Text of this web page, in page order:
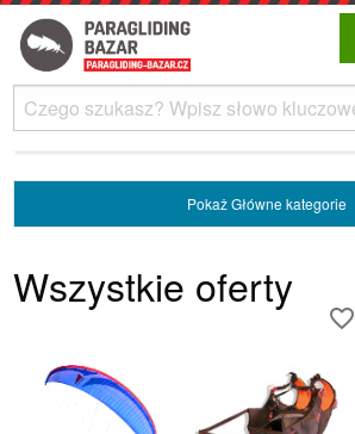
PokażGłówne kategorie
Wszystkie oferty
favorite_border